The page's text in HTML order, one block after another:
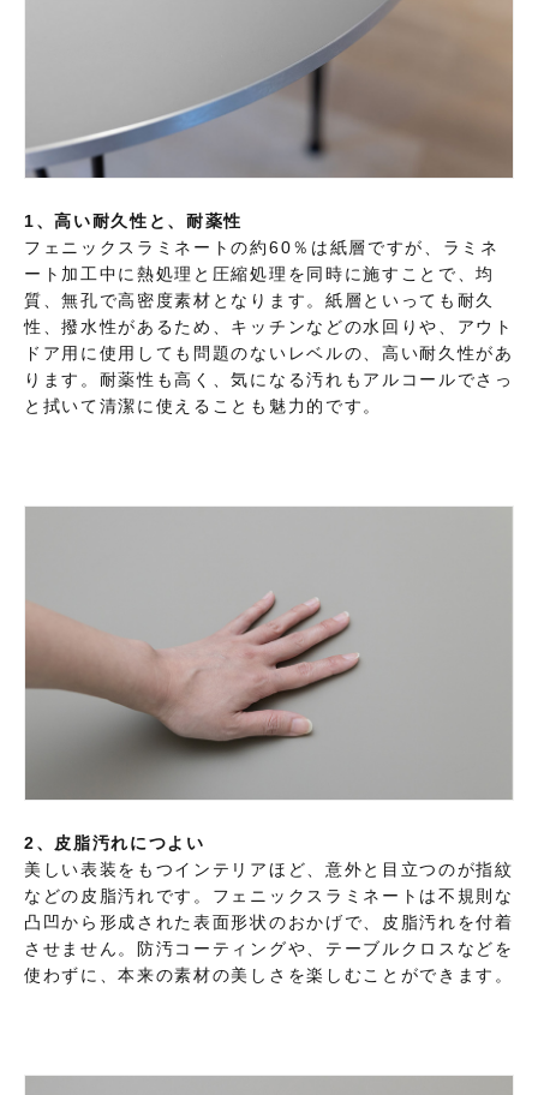
1、高い耐久性と、耐薬性
フェニックスラミネートの約60％は紙層ですが、ラミネ
ート加工中に熱処理と圧縮処理を同時に施すことで、均
質、無孔で高密度素材となります。紙層といっても耐久
性、撥水性があるため、キッチンなどの水回りや、アウト
ドア用に使用しても問題のないレベルの、高い耐久性があ
ります。耐薬性も高く、気になる汚れもアルコールでさっ
と拭いて清潔に使えることも魅力的です。
2、皮脂汚れにつよい
美しい表装をもつインテリアほど、意外と目立つのが指紋
などの皮脂汚れです。フェニックスラミネートは不規則な
凸凹から形成された表面形状のおかげで、皮脂汚れを付着
させません。防汚コーティングや、テーブルクロスなどを
使わずに、本来の素材の美しさを楽しむことができます。